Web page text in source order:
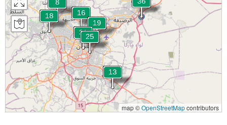
map ©OpenStreetMapcontributors